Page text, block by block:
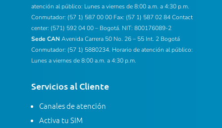
atención al público: Lunes a viernes de 8:00 a.m. a 4:30 p.m.
Conmutador: (57 1) 587 00 00 Fax: (57 1) 587 02 84 Contact
center: (571) 592 04 00 – Bogotá. NIT: 800176089-2
Sede CAN Avenida Carrera 50 No. 26 – 55 Int. 2 Bogotá
Conmutador: (57 1) 5880234. Horario de atención al público:
Lunes a viernes de 8:00 a.m. a 4:30 p.m.
Servicios al Cliente
Canales de atención
Activa tu SIM